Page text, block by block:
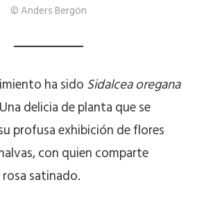
© Anders Bergön
ha sidoSidalcea oregana
delicia de planta que se
profusa exhibición de flores
con quien comparte
satinado.